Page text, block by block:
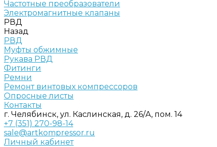
Частотные преобразователи
Электромагнитные клапаны
РВД
Назад
РВД
Муфты обжимные
Рукава РВД
Фитинги
Ремни
Ремонт винтовых компрессоров
Опросные листы
Контакты
г. Челябинск, ул. Каслинская, д. 26/А, пом. 14
+7 (351) 270-98-14
sale@artkompressor.ru
Личный кабинет